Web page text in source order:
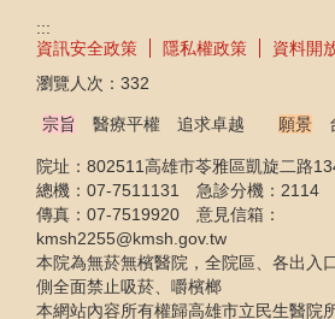
:::
資訊安全政策
隱私權政策 資料開
瀏覽人次： 332
宗旨 醫療平權 追求卓越 願景
院址：802511高雄市苓雅區凱旋二路
總機：07-7511131 急診分機：2114
傳真：07-7519920 意見信箱：
kmsh2255@kmsh.gov.tw
本院為無菸無檳醫院，全院區、各出入
側全面禁止吸菸、嚼檳榔
本網站內容所有權歸高雄市立民生醫院